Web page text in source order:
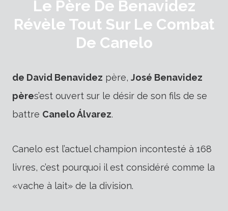
Le Père De Benavidez
Révèle Tout Sur Le Combat
De Canelo
de David Benavidez père, José Benavidez
pères’est ouvert sur le désir de son fils de se
battre Canelo Álvarez.
Canelo est l’actuel champion incontesté à 168
livres, c’est pourquoi il est considéré comme la
«vache à lait» de la division.